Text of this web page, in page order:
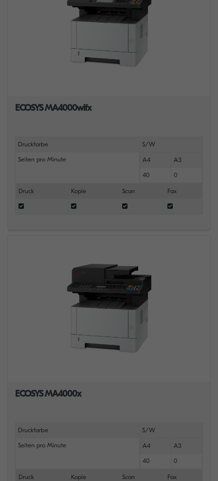
ECOSYS MA4000wifx
Druckfarbe S/W
Seiten pro Minute A4 A3
40 0
Druck Kopie Scan Fax
ECOSYS MA4000x
Druckfarbe S/W
Seiten pro Minute A4 A3
40 0
Druck Kopie Scan Fax